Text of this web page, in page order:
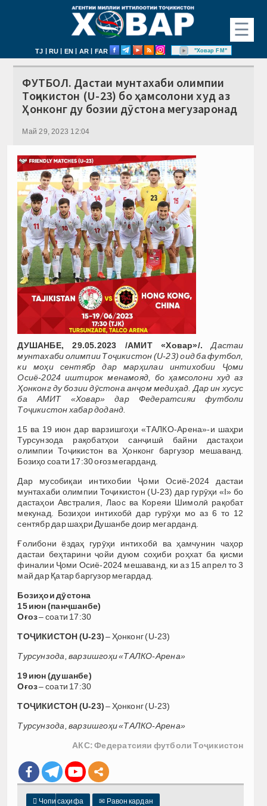
☰
TJ | RU | EN | AR | FAR "Ховар FM"
ФУТБОЛ. Дастаи мунтахаби олимпии
Тоҷикистон (U-23) бо ҳамсолони худ аз
Ҳонконг ду бозии дӯстона мегузаронад
Май 29, 2023 12:04
ДУШАНБЕ, 29.05.2023 /АМИТ«Ховар»/.
Дастаи
мунтахабиолимпииТоҷикистон(U-23)оидбафутбол
ки
моҳи сентябр дар марҳилаи интихобии
Ҷоми
Осиё-2024иштирок менамояд, бо ҳамсолони худ аз
Ҳонконгдубозии дӯстона анҷоммедиҳад Дар ин хусус
ба АМИТ «Ховар» дар Федератсияи футболи
Тоҷикистон хабар доданд.
15 ва 19 июн дар варзишгоҳи «ТАЛКО-Арена»-и шаҳри
Турсунзода рақобатҳои санҷишӣ байни дастаҳои
олимпии Тоҷикистон ва Ҳонконг баргузор мешаванд.
Бозиҳо соати 17:30 оғоз мегарданд.
Дар мусобиқаи интихобии Ҷоми Осиё-2024 дастаи
мунтахаби олимпии Тоҷикистон (U-23) дар гурӯҳи «I» бо
дастаҳои Австралия, Лаос ва Кореяи Шимолӣ рақобат
мекунад. Бозиҳои интихобӣ дар гурӯҳи мо аз 6 то 12
сентябр дар шаҳри Душанбе доир мегарданд.
Ғолибони ёздаҳ гурӯҳи интихобӣ ва ҳамчунин чаҳор
дастаи беҳтарини ҷойи дуюм соҳиби роҳхат ба қисми
финалии Ҷоми Осиё-2024 мешаванд, ки аз 15 апрел то 3
май дар Қатар баргузор мегардад.
Бозиҳои дӯстона
15 июн (панҷшанбе)
Оғоз– соати 17:30
ТОҶИКИСТОН (U-23)– Ҳонконг (U-23)
Турсунзода, варзишгоҳи «ТАЛКО-Арена»
19 июн (душанбе)
Оғоз– соати 17:30
ТОҶИКИСТОН (U-23)– Ҳонконг (U-23)
Турсунзода, варзишгоҳи «ТАЛКО-Арена»
АКС: Федератсияи футболи Тоҷикистон
 Чопи саҳифа ✉ Равон кардан